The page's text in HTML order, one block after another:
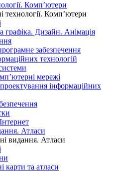
Комп’ютери
технології. Комп’ютери
графіка. Дизайн. Анімація
забезпечення
технологій
мережі
інформаційних
Атласи
видання. Атласи
карти та атласи